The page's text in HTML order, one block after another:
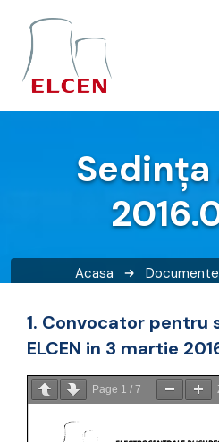
Sedința
Acasa Documente
1. Convocator pentru
ELCEN in 3 martie
Page 1 / 7